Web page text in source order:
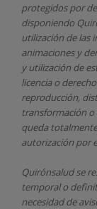
protegidos por
disponiendo
utilización de las
animaciones y
y utilización de
licencia o
reproducción,
transformación o
queda
autorización por
Quirónsaludse
temporal o
necesidad de